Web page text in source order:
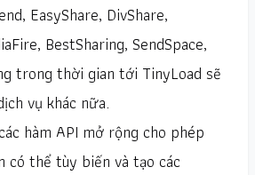
EasyShare, DivShare,
BestSharing, SendSpace,
trong thời gian tới TinyLoad sẽ
vụ khác nữa.
hàm API mở rộng cho phép
có thể tùy biến và tạo các